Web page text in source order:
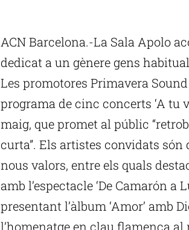
ACN Barcelona.-La Sala Apolo
dedicat a un gènere gens
Les promotores Primavera
programa de cinc concerts ‘A tu
maig, que promet al públic
curta”. Els artistes convidats
nous valors, entre els quals
amb l’espectacle ‘De Camarón a
presentant l’àlbum ‘Amor’ amb
l’homenatge en clau flamenca